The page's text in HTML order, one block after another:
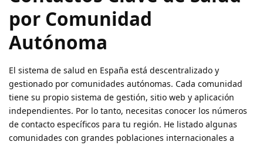
por Comunidad
Autónoma
El sistema de salud en España está descentralizado y
gestionado por comunidades autónomas. Cada comunidad
tiene su propio sistema de gestión, sitio web y aplicación
independientes. Por lo tanto, necesitas conocer los números
de contacto específicos para tu región. He listado algunas
comunidades con grandes poblaciones internacionales a